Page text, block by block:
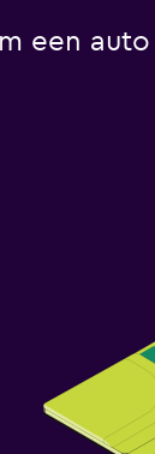
een auto